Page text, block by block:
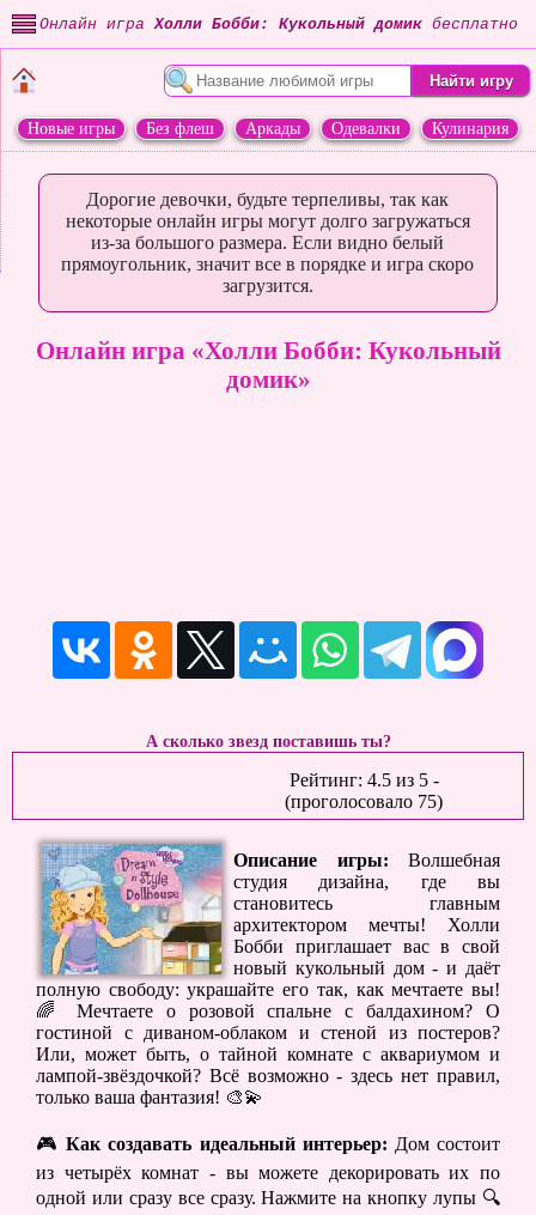
Онлайн играХолли Бобби: Кукольный домик бесплатно
Новые игры Без флеш Аркады Одевалки
Кулинария
Дорогие девочки, будьте терпеливы, так как
некоторые онлайн игры могут долго загружаться
из-за большого размера. Если видно белый
прямоугольник, значит все в порядке и игра скоро
загрузится.
Онлайн игра «Холли Бобби: Кукольный
домик»
А сколько звезд поставишь ты?
Рейтинг: 4.5из 5-
(проголосовало 75)
Описание игры: Волшебная
студия дизайна, где вы
становитесь главным
архитектором мечты! Холли
Бобби приглашает вас в свой
новый кукольный дом - и даёт
полную свободу: украшайте его так, как мечтаете вы!
🌈 Мечтаете о розовой спальне с балдахином? О
гостиной с диваном-облаком и стеной из постеров?
Или, может быть, о тайной комнате с аквариумом и
лампой-звёздочкой? Всё возможно - здесь нет правил,
только ваша фантазия! 🎨💫
🎮Как создавать идеальный интерьер: Дом состоит
из четырёх комнат - вы можете декорировать их по
одной или сразу все сразу. Нажмите на кнопку лупы 🔍